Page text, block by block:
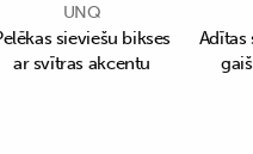
UNQ
sieviešu bikses
ar svītras akcentu
Adītas